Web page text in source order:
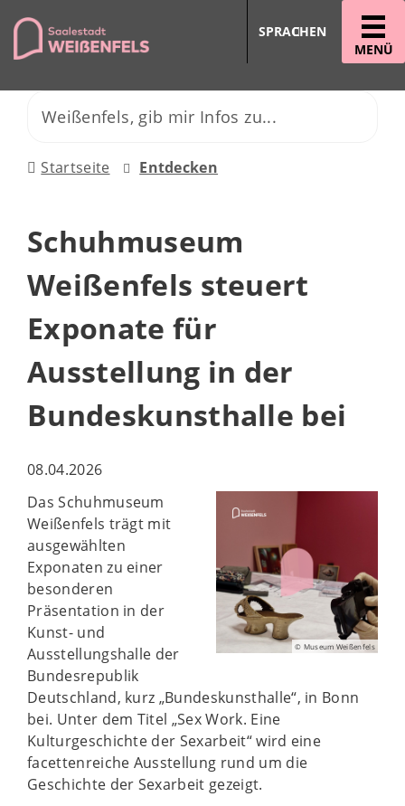
MENÜ
SPRACHEN
Startseite Entdecken
Schuhmuseum
Weißenfels steuert
Exponate für
Ausstellung in der
Bundeskunsthalle bei
08.04.2026
© Museum Weißenfels
Das Schuhmuseum
Weißenfels trägt mit
ausgewählten
Exponaten zu einer
besonderen
Präsentation in der
Kunst- und
Ausstellungshalle der
Bundesrepublik
Deutschland, kurz „Bundeskunsthalle“, in Bonn
bei. Unter dem Titel „Sex Work. Eine
Kulturgeschichte der Sexarbeit“ wird eine
facettenreiche Ausstellung rund um die
Geschichte der Sexarbeit gezeigt.